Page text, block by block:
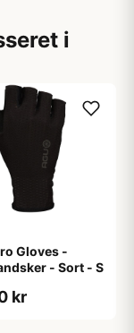
i
Gloves -
- Sort - S
kr